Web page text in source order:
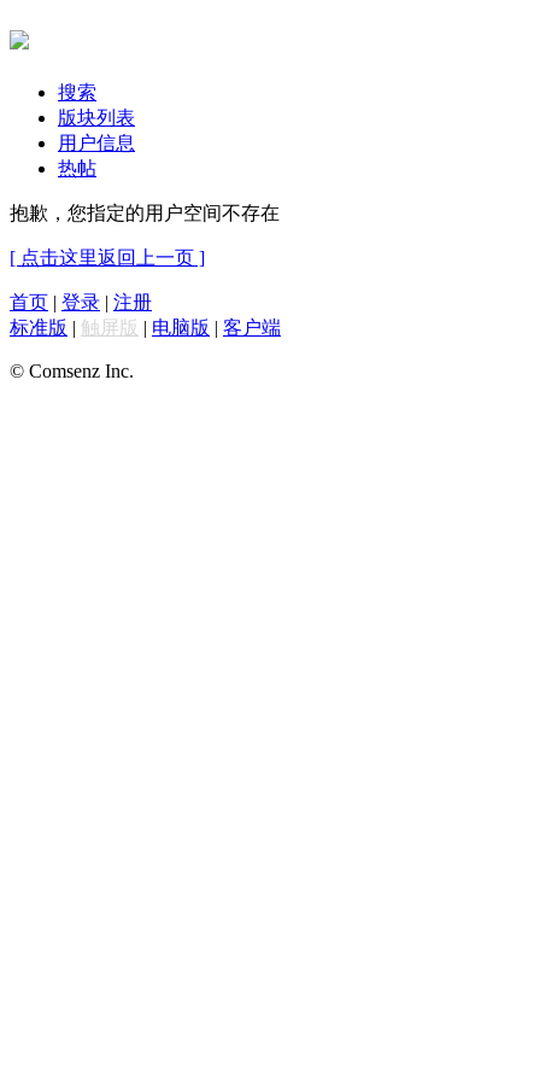
搜索
版块列表
用户信息
热帖
抱歉，您指定的用户空间不存在
[ 点击这里返回上一页 ]
首页 | 登录 | 注册
标准版 | 触屏版 | 电脑版 | 客户端
© Comsenz Inc.